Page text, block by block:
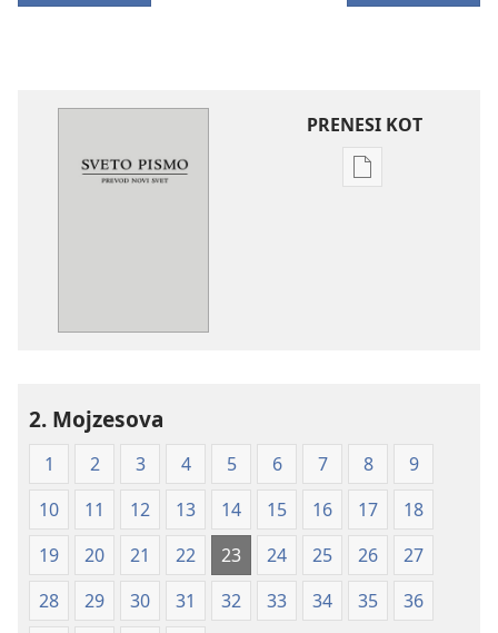
PRENESI KOT
Možnosti
(izdano 2009)
2. Mojzesova
1 2 3 4 5 6 7 8
9
10
11 12 13 14 15 16 17
18
19
20 21 22 23 24 25 26
27
28
29 30 31 32 33 34 35
36